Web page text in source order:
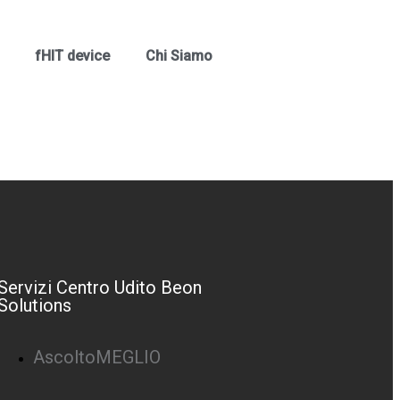
fHIT device Chi Siamo
Centro Udito Beon
AscoltoMEGLIO